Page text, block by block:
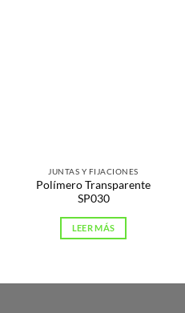
JUNTAS Y FIJACIONES
Polímero Transparente
SP030
LEER MÁS